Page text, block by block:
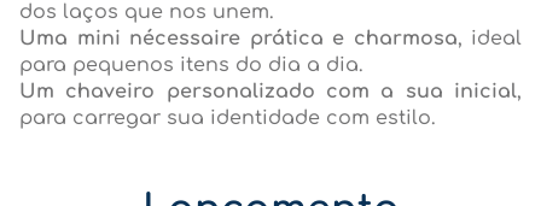
dos laços que nos unem.
Uma mini nécessaire prática e charmosa, ideal
para pequenos itens do dia a dia.
Um chaveiro personalizado com a sua inicial,
para carregar sua identidade com estilo.